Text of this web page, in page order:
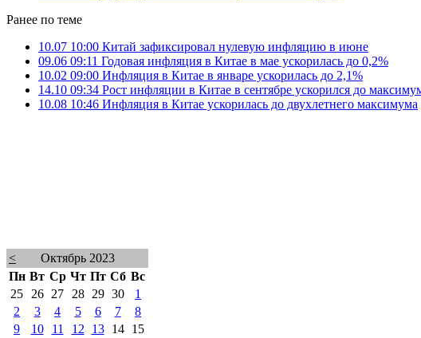
Ранее по теме
10.07 10:00 Китай зафиксировал нулевую инфляцию в июне
09.06 09:11 Годовая инфляция в Китае в мае ускорилась до 0,2%
10.02 09:00 Инфляция в Китае в январе ускорилась до 2,1%
14.10 09:34 Рост инфляции в Китае в сентябре ускорился до
10.08 10:46 Инфляция в Китае ускорилась до двухлетнего максимума
<
Октябрь 2023
Пн Вт Ср Чт Пт Сб Вс
25
26 27 28 29 30
1
2
3 4 5 6 7
8
9
10 11 12 13 14
15